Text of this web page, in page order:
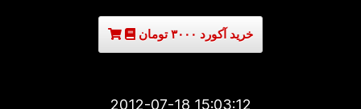
خرید آکورد ۳۰۰۰ تومان
2012-07-18 15:03:12